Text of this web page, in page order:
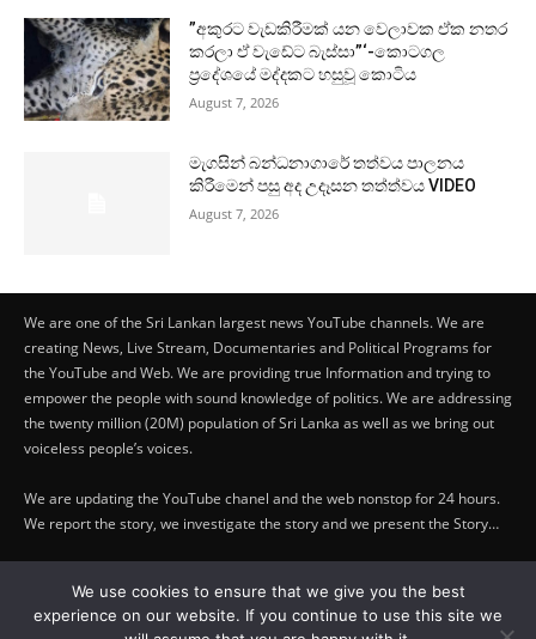
”අකුරට වැඩකිරීමක් යන වෙලාවක ඒක නතර
කරලා ඒ වැඩේට බැස්සා”‘-කොටගල
ප්‍රදේශයේ මද්දකට හසුවූ කොටිය
August 7, 2026
මැගසින් බන්ධනාගාරේ තත්වය පාලනය
කිරීමෙන් පසු අද උදෑසන තත්ත්වය VIDEO
August 7, 2026
We are one of the Sri Lankan largest news YouTube channels. We are
creating News, Live Stream, Documentaries and Political Programs for
the YouTube and Web. We are providing true Information and trying to
empower the people with sound knowledge of politics. We are addressing
the twenty million (20M) population of Sri Lanka as well as we bring out
voiceless people’s voices.
We are updating the YouTube chanel and the web nonstop for 24 hours.
We report the story, we investigate the story and we present the Story…
PRIVACY POLICY- ABOUT US
We use cookies to ensure that we give you the best
experience on our website. If you continue to use this site we